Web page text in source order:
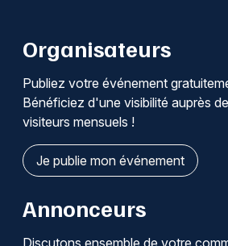
Organisateurs
Publiez votre événement
Bénéficiez d'une visibilité auprès
visiteurs mensuels !
Je publie mon événement
Annonceurs